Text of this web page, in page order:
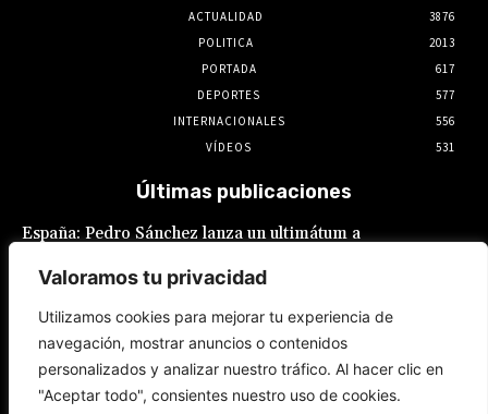
Valoramos tu privacidad
Utilizamos cookies para mejorar tu experiencia de
navegación, mostrar anuncios o contenidos
personalizados y analizar nuestro tráfico. Al hacer clic en
"Aceptar todo", consientes nuestro uso de cookies.
ACTUALIDAD
3876
POLITICA
2013
PORTADA
617
DEPORTES
577
INTERNACIONALES
556
VÍDEOS
531
Últimas publicaciones
España: Pedro Sánchez lanza un ultimátum a
8 de agosto de 2026
JNE se lava las manos: adelanta que admitirá
postulaciones de alcaldes y gobernadores
que buscan “reelecciones encubiertas”